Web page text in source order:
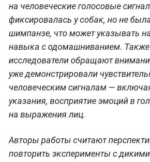
на человеческие голосовые
фиксировалась у собак, но не
шимпанзе, что может указывать
навыка с одомашниванием. Также
исследователи обращают
уже демонстрировали
человеческим сигналам —
указания, восприятие эмоций в
на выражения лиц.
Авторы работы считают
повторить эксперименты с